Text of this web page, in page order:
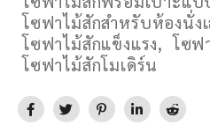
โซฟาไม้สักสำหรับห้องนั่ง
โซฟาไม้สักแข็งแรง, โซฟ
โซฟาไม้สักโมเดิร์น